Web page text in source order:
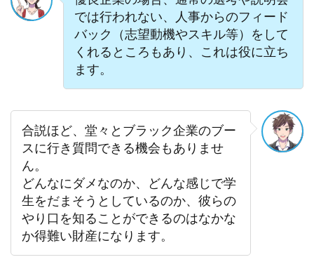
では行われない、人事からのフィード
バック（志望動機やスキル等）をして
くれるところもあり、これは役に立ち
ます。
合説ほど、堂々とブラック企業のブー
スに行き質問できる機会もありませ
ん。
どんなにダメなのか、どんな感じで学
生をだまそうとしているのか、彼らの
やり口を知ることができるのはなかな
か得難い財産になります。